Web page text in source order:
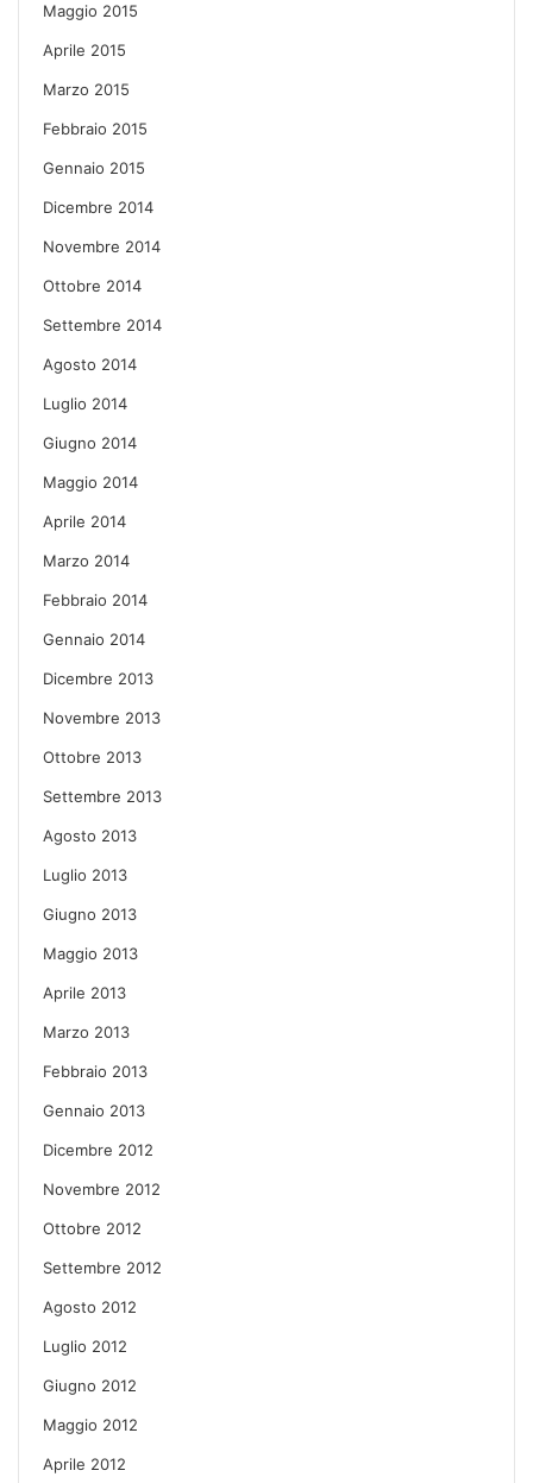
Maggio 2015
Aprile 2015
Marzo 2015
Febbraio 2015
Gennaio 2015
Dicembre 2014
Novembre 2014
Ottobre 2014
Settembre 2014
Agosto 2014
Luglio 2014
Giugno 2014
Maggio 2014
Aprile 2014
Marzo 2014
Febbraio 2014
Gennaio 2014
Dicembre 2013
Novembre 2013
Ottobre 2013
Settembre 2013
Agosto 2013
Luglio 2013
Giugno 2013
Maggio 2013
Aprile 2013
Marzo 2013
Febbraio 2013
Gennaio 2013
Dicembre 2012
Novembre 2012
Ottobre 2012
Settembre 2012
Agosto 2012
Luglio 2012
Giugno 2012
Maggio 2012
Aprile 2012